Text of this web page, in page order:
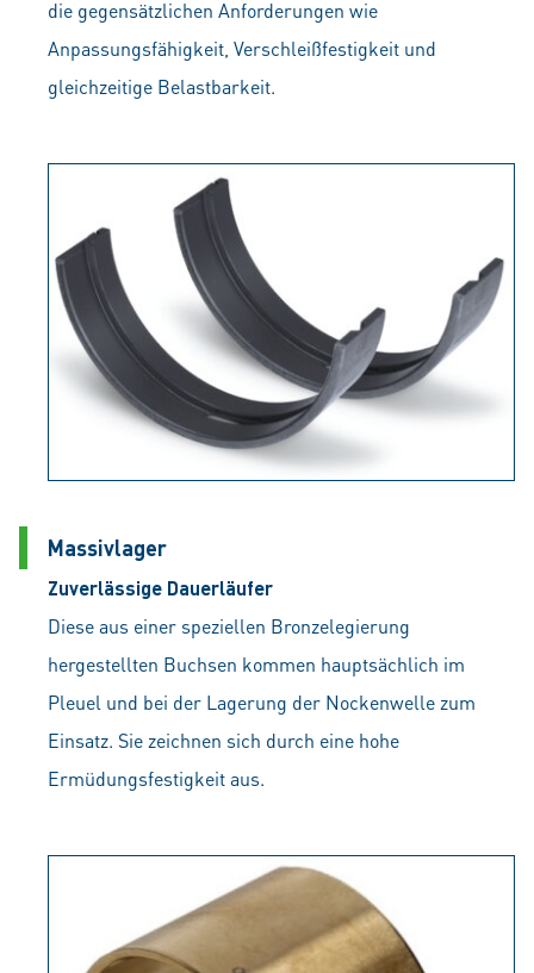
die gegensätzlichen Anforderungen wie
Anpassungsfähigkeit, Verschleißfestigkeit und
gleichzeitige Belastbarkeit.
Massivlager
Zuverlässige Dauerläufer
Diese aus einer speziellen Bronzelegierung
hergestellten Buchsen kommen hauptsächlich im
Pleuel und bei der Lagerung der Nockenwelle zum
Einsatz. Sie zeichnen sich durch eine hohe
Ermüdungsfestigkeit aus.